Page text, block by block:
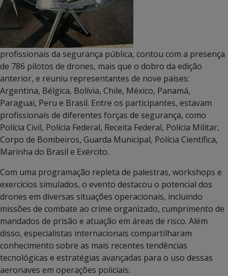
profissionais da segurança pública, contou com a presença
de 786 pilotos de drones, mais que o dobro da edição
anterior, e reuniu representantes de nove países:
Argentina, Bélgica, Bolívia, Chile, México, Panamá,
Paraguai, Peru e Brasil. Entre os participantes, estavam
profissionais de diferentes forças de segurança, como
Polícia Civil, Polícia Federal, Receita Federal, Polícia Militar,
Corpo de Bombeiros, Guarda Municipal, Polícia Científica,
Marinha do Brasil e Exército.
Com uma programação repleta de palestras, workshops e
exercícios simulados, o evento destacou o potencial dos
drones em diversas situações operacionais, incluindo
missões de combate ao crime organizado, cumprimento de
mandados de prisão e atuação em áreas de risco. Além
disso, especialistas internacionais compartilharam
conhecimento sobre as mais recentes tendências
tecnológicas e estratégias avançadas para o uso dessas
aeronaves em operações policiais.